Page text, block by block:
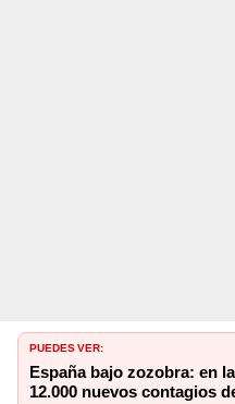
PUEDES VER:
España bajo zozobra: en
12.000 nuevos contagios